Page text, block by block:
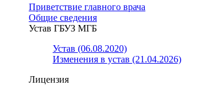
Приветствие главного врача
Общие сведения
Устав ГБУЗ МГБ
Устав (06.08.2020)
Изменения в устав (21.04.2026)
Лицензия